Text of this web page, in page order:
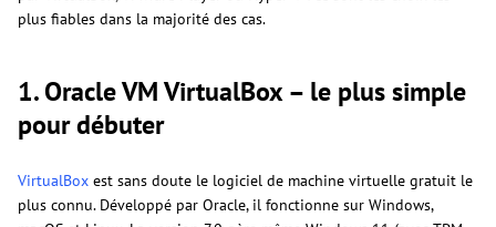
plus fiables dans la majorité des cas.
1. Oracle VM VirtualBox – le plus simple
pour débuter
VirtualBox est sans doute le logiciel de machine virtuelle gratuit le
plus connu. Développé par Oracle, il fonctionne sur Windows,